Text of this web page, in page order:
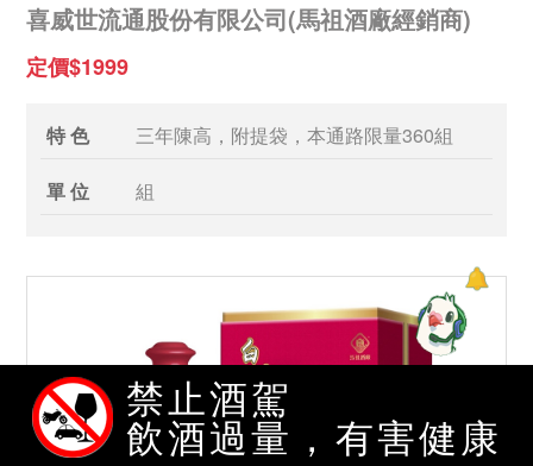
喜威世流通股份有限公司(馬祖酒廠經銷商)
定價$1999
特 色 三年陳高，附提袋，本通路限量360組
單 位 組
禁止酒駕
飲酒過量，有害健康